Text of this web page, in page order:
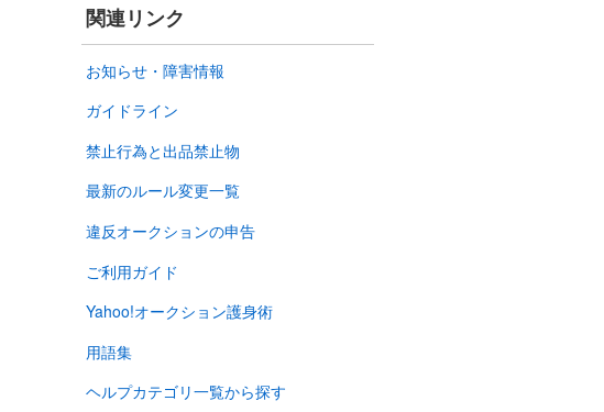
関連リンク
お知らせ・障害情報
ガイドライン
禁止行為と出品禁止物
最新のルール変更一覧
違反オークションの申告
ご利用ガイド
Yahoo!オークション護身術
用語集
ヘルプカテゴリ一覧から探す